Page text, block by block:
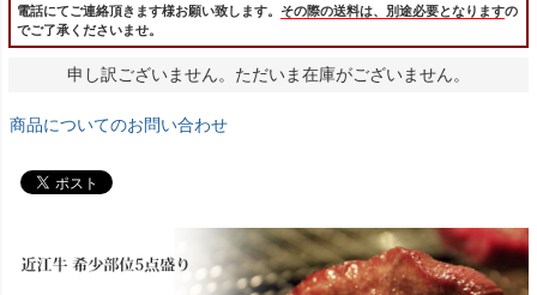
電話にてご連絡頂きます様お願い致します。 その際の送料は、別途必要となりますの
でご了承くださいませ。
申し訳ございません。ただいま在庫がございません。
商品についてのお問い合わせ